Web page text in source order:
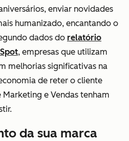
enviar novidades
humanizado, encantando o
dados do relatório
, empresas que utilizam
melhorias significativas na
de reter o cliente
e Vendas tenham
da sua marca